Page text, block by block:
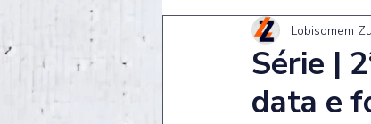
Série |
data e
Lobisomem